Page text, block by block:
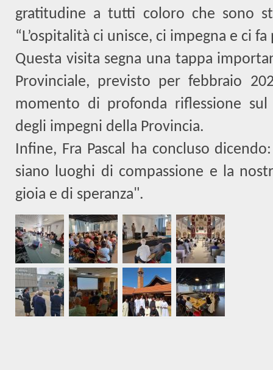
gratitudine a tutti coloro che sono
“L’ospitalità ci unisce, ci impegna e ci
Questa visita segna una tappa
Provinciale, previsto per febbraio
momento di profonda riflessione
degli impegni della Provincia.
Infine, Fra Pascal ha concluso
siano luoghi di compassione e la
gioia e di speranza".